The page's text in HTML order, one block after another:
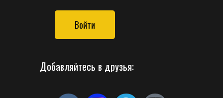
Войти
Добавляйтесь в друзья: